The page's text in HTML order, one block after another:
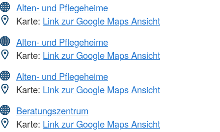
Alten- und Pflegeheime
Karte: Link zur Google Maps Ansicht
Alten- und Pflegeheime
Karte: Link zur Google Maps Ansicht
Alten- und Pflegeheime
Karte: Link zur Google Maps Ansicht
Beratungszentrum
Karte: Link zur Google Maps Ansicht